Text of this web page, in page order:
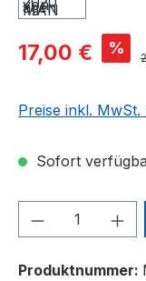
17,00 € %
Preise inkl.
Sofort
Produkt
Produktnummer: